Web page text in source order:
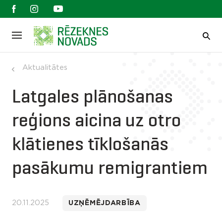
Aktualitātes
Latgales plānošanas
reģions aicina uz otro
klātienes tīklošanās
pasākumu remigrantiem
20.11.2025 UZŅĒMĒJDARBĪBA